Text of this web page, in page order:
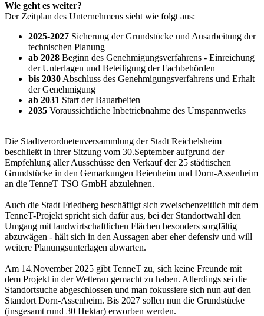
Wie geht es weiter?
Der Zeitplan des Unternehmens sieht wie folgt aus:
2025-2027 Sicherung der Grundstücke und Ausarbeitung der
technischen Planung
ab 2028 Beginn des Genehmigungsverfahrens - Einreichung
der Unterlagen und Beteiligung der Fachbehörden
bis 2030 Abschluss des Genehmigungsverfahrens und Erhalt
der Genehmigung
ab 2031 Start der Bauarbeiten
2035 Voraussichtliche Inbetriebnahme des Umspannwerks
Die Stadtverordnetenversammlung der Stadt Reichelsheim
beschließt in ihrer Sitzung vom 30.September aufgrund der
Empfehlung aller Ausschüsse den Verkauf der 25 städtischen
Grundstücke in den Gemarkungen Beienheim und Dorn-Assenheim
an die TenneT TSO GmbH abzulehnen.
Auch die Stadt Friedberg beschäftigt sich zweischenzeitlich mit dem
TenneT-Projekt spricht sich dafür aus, bei der Standortwahl den
Umgang mit landwirtschaftlichen Flächen besonders sorgfältig
abzuwägen - hält sich in den Aussagen aber eher defensiv und will
weitere Planungsunterlagen abwarten.
Am 14.November 2025 gibt TenneT zu, sich keine Freunde mit
dem Projekt in der Wetterau gemacht zu haben. Allerdings sei die
Standortsuche abgeschlossen und man fokussiere sich nun auf den
Standort Dorn-Assenheim. Bis 2027 sollen nun die Grundstücke
(insgesamt rund 30 Hektar) erworben werden.